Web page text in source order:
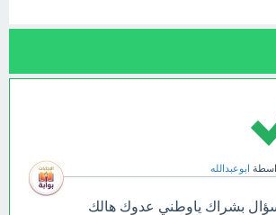
ابوعبدالله
بشراك ياوطني عدوك هالك